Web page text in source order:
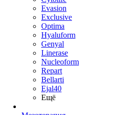
Evasion
Exclusive
Optima
Hyaluform
Genyal
Linerase
Nucleoform
Repart
Bellarti
Ejal40
Ещё